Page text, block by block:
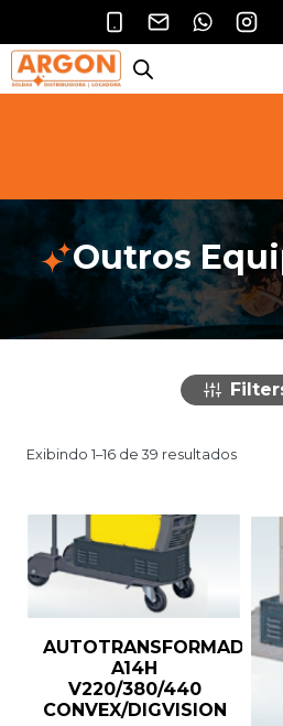
o
Conteúdo
Outros
Exibindo 1–16 de 39 resultados
AUTOTRANSFORMADOR
A14H
V220/380/440
CONVEX/DIGVISION